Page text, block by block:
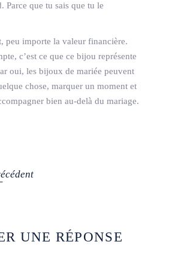
Parce que tu sais que tu le
peu importe la valeur financière.
c’est ce que ce bijou représente
oui, les bijoux de mariée peuvent
chose, marquer un moment et
bien au-delà du mariage.
UNE RÉPONSE